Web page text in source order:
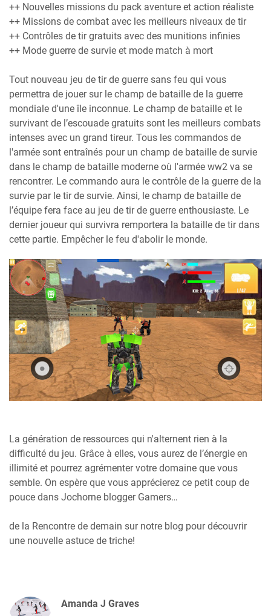
++ Nouvelles missions du pack aventure et action réaliste
++ Missions de combat avec les meilleurs niveaux de tir
++ Contrôles de tir gratuits avec des munitions infinies
++ Mode guerre de survie et mode match à mort
Tout nouveau jeu de tir de guerre sans feu qui vous
permettra de jouer sur le champ de bataille de la guerre
mondiale d'une île inconnue. Le champ de bataille et le
survivant de l’escouade gratuits sont les meilleurs combats
intenses avec un grand tireur. Tous les commandos de
l'armée sont entraînés pour un champ de bataille de survie
dans le champ de bataille moderne où l'armée ww2 va se
rencontrer. Le commando aura le contrôle de la guerre de la
survie par le tir de survie. Ainsi, le champ de bataille de
l’équipe fera face au jeu de tir de guerre enthousiaste. Le
dernier joueur qui survivra remportera la bataille de tir dans
cette partie. Empêcher le feu d'abolir le monde.
La génération de ressources qui n'alternent rien à la
difficulté du jeu. Grâce à elles, vous aurez de l’énergie en
illimité et pourrez agrémenter votre domaine que vous
semble. On espère que vous apprécierez ce petit coup de
pouce dans Jochorne blogger Gamers…
de la Rencontre de demain sur notre blog pour découvrir
une nouvelle astuce de triche!
Amanda J Graves